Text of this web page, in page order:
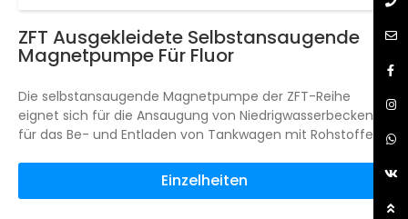
ZFT Ausgekleidete Selbstansaugende
Magnetpumpe Für Fluor
Die selbstansaugende Magnetpumpe der ZFT-Reihe
eignet sich für die Ansaugung von Niedrigwasserbecken,
für das Be- und Entladen von Tankwagen mit Rohstoffen,
Mischmedien, aber auch für den Transport von Säuren,
Einzelheiten